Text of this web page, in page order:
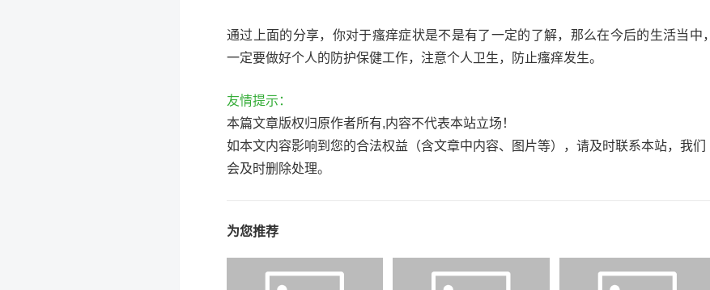
通过上面的分享，你对于瘙痒症状是不是有了一定的了解，那么在今后的生活当中，
一定要做好个人的防护保健工作，注意个人卫生，防止瘙痒发生。
友情提示：
本篇文章版权归原作者所有,内容不代表本站立场！
如本文内容影响到您的合法权益（含文章中内容、图片等），请及时联系本站，我们
会及时删除处理。
为您推荐